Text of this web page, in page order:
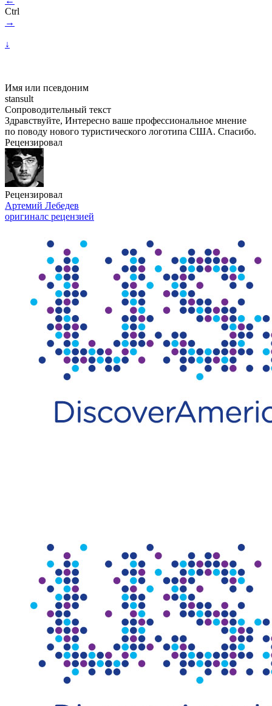
Ctrl
→
↓
Имя или псевдоним
stansult
Сопроводительный текст
Здравствуйте, Интересно ваше профессиональное мнение
по поводу нового туристического логотипа США. Cпасибо.
Рецензировал
Рецензировал
Артемий Лебедев
оригиналс рецензией